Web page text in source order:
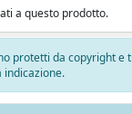
a questo prodotto.
protetti da copyright e
indicazione.